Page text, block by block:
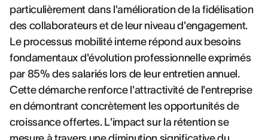
particulièrement dans l'amélioration de la fidélisation
des collaborateurs et de leur niveau d'engagement.
Le processus mobilité interne répond aux besoins
fondamentaux d'évolution professionnelle exprimés
par 85% des salariés lors de leur entretien annuel.
Cette démarche renforce l'attractivité de l'entreprise
en démontrant concrètement les opportunités de
croissance offertes. L'impact sur la rétention se